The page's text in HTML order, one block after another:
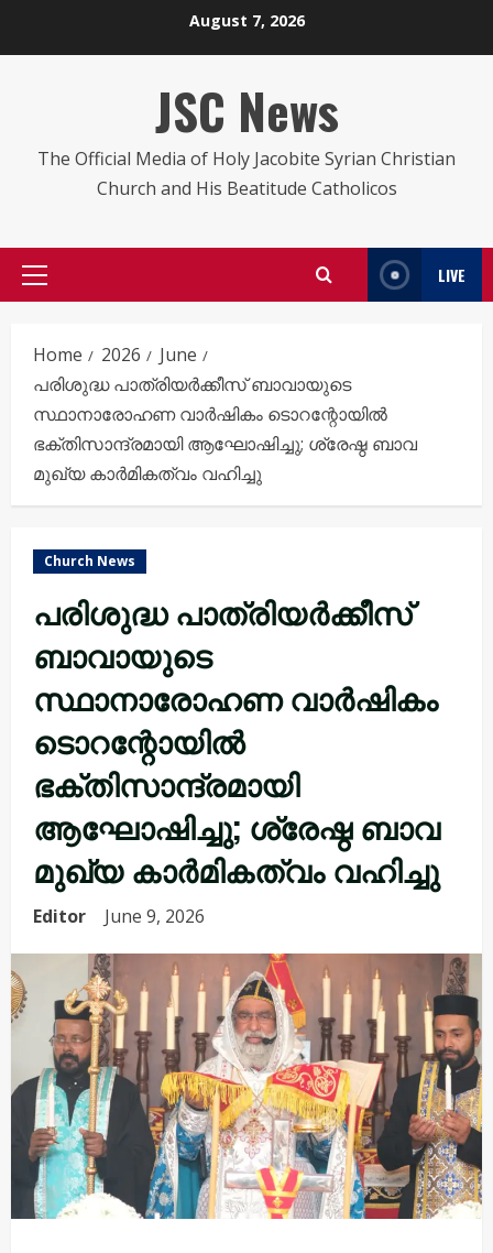
August 7, 2026
JSC News
The Official Media of Holy Jacobite Syrian Christian
Church and His Beatitude Catholicos
Primary
LIVE
Home 2026
June
പരിശുദ്ധ പാത്രിയർക്കീസ് ബാവായുടെ
സ്ഥാനാരോഹണ വാർഷികം ടൊറന്റോയിൽ
ഭക്തിസാന്ദ്രമായി ആഘോഷിച്ചു; ശ്രേഷ്ഠ ബാവ
മുഖ്യ കാർമികത്വം വഹിച്ചു
Church News
പരിശുദ്ധ പാത്രിയർക്കീസ്
ബാവായുടെ
സ്ഥാനാരോഹണ വാർഷികം
ടൊറന്റോയിൽ
ഭക്തിസാന്ദ്രമായി
ആഘോഷിച്ചു; ശ്രേഷ്ഠ ബാവ
മുഖ്യ കാർമികത്വം വഹിച്ചു
Editor June 9, 2026